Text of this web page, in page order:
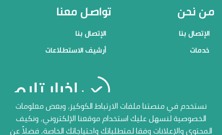
من نحن
الإتصال بنا
خدمات
تواصل معنا
الإتصال بنا
أرشيف الاستطلاعات
منصاتنا
الإتصال بنا
نستخدم في منصتنا ملفات الارتباط الكوكيز، وبعض معلومات
الخصوصية لنسهل عليك استخدام موقعنا الإلكتروني، ونكيف
المحتوى والإعلانات وفقا لمتطلباتك واحتياجاتك الخاصة، فضلاً عن